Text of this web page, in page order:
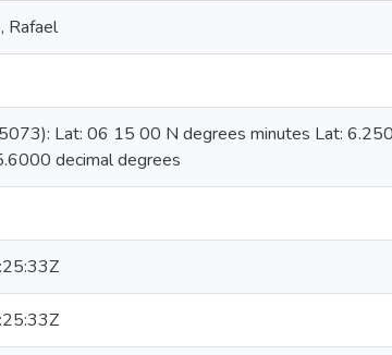
Rafael
Lat: 06 15 00 N degrees minutes Lat:
decimal degrees